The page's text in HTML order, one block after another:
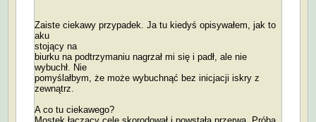
Zaiste ciekawy przypadek. Ja tu kiedyś opisywałem, jak to
aku
stojący na
biurku na podtrzymaniu nagrzał mi się i padł, ale nie
wybuchł. Nie
pomyślałbym, że może wybuchnąć bez inicjacji iskry z
zewnątrz.
A co tu ciekawego?